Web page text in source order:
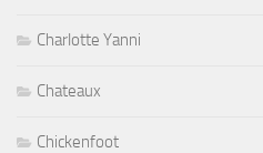
Charlotte Yanni
Chateaux
Chickenfoot